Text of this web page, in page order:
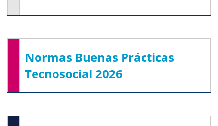
Normas Buenas Prácticas
Tecnosocial 2026